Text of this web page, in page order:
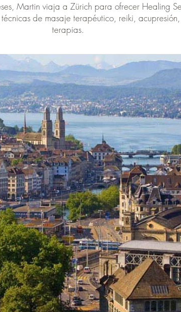
Martin viaja a Zürich para ofrecer Healing
de masaje terapéutico, reiki,
terapias.